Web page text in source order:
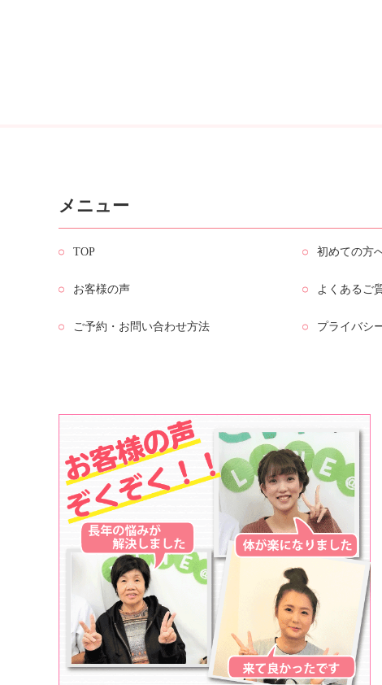
メニュー
TOP 初めての方
お客様の声 よくあるご
ご予約・お問い合わせ方法 プライバシ